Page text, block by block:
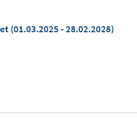
(01.03.2025 - 28.02.2028)